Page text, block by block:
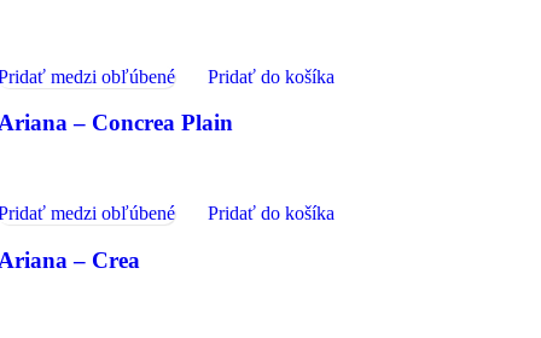
medzi obľúbené Pridať do košíka
– Concrea Plain
medzi obľúbené Pridať do košíka
– Crea